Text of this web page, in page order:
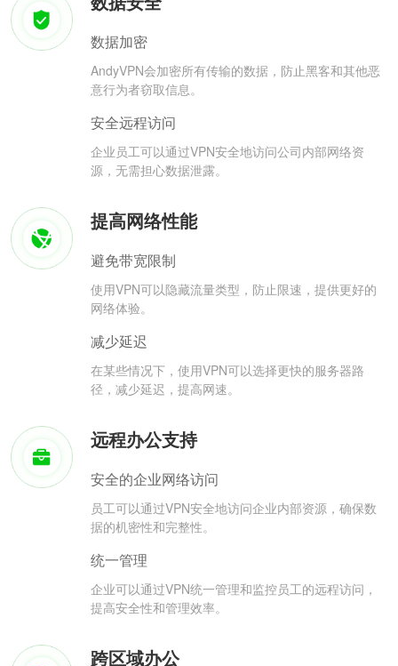
数据加密
AndyVPN会加密所有传输的数据，防止黑客和其他恶
意行为者窃取信息。
安全远程访问
企业员工可以通过VPN安全地访问公司内部网络资
源，无需担心数据泄露。
提高网络性能
避免带宽限制
使用VPN可以隐藏流量类型，防止限速，提供更好的
网络体验。
减少延迟
在某些情况下，使用VPN可以选择更快的服务器路
径，减少延迟，提高网速。
远程办公支持
安全的企业网络访问
员工可以通过VPN安全地访问企业内部资源，确保数
据的机密性和完整性。
统一管理
企业可以通过VPN统一管理和监控员工的远程访问，
提高安全性和管理效率。
跨区域办公